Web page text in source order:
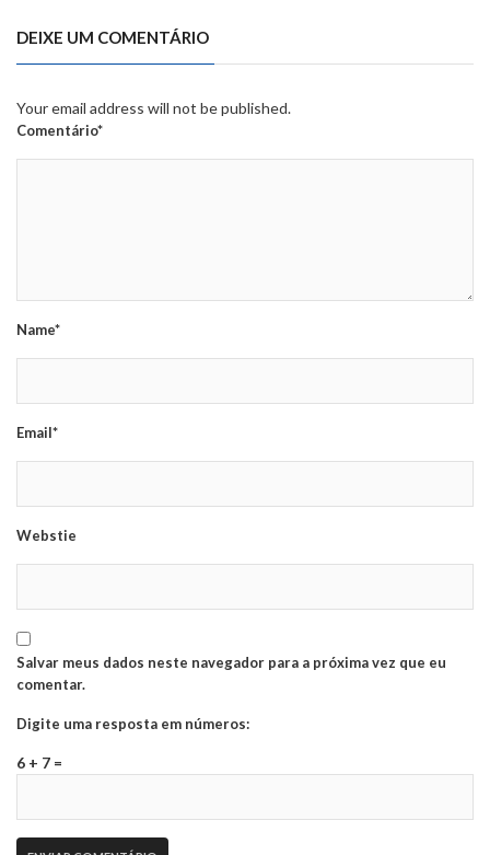
DEIXE UM COMENTÁRIO
Your email address will not be published.
Comentário*
Name*
Email*
Webstie
Salvar meus dados neste navegador para a próxima vez que eu
comentar.
Digite uma resposta em números:
6 + 7 =